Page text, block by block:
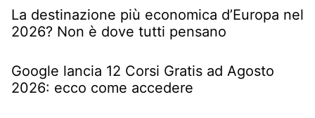
La destinazione più economica d’Europa nel
2026? Non è dove tutti pensano
Google lancia 12 Corsi Gratis ad Agosto
2026: ecco come accedere